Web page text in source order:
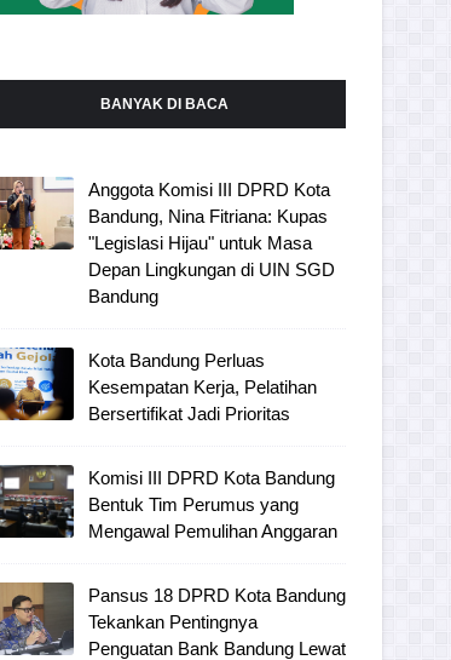
BANYAK DI BACA
Anggota Komisi III DPRD Kota
Bandung, Nina Fitriana: Kupas
"Legislasi Hijau" untuk Masa
Depan Lingkungan di UIN SGD
Bandung
Kota Bandung Perluas
Kesempatan Kerja, Pelatihan
Bersertifikat Jadi Prioritas
Komisi III DPRD Kota Bandung
Bentuk Tim Perumus yang
Mengawal Pemulihan Anggaran
Pansus 18 DPRD Kota Bandung
Tekankan Pentingnya
Penguatan Bank Bandung Lewat